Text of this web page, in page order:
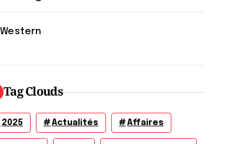
Western
Tag Clouds
2025 Actualités Affaires